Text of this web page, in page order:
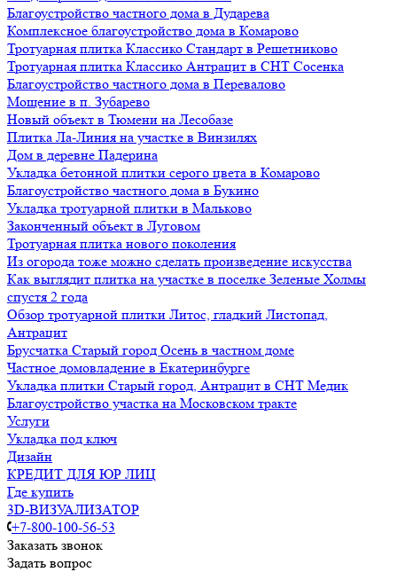
Благоустройство частного дома в Дударева
Комплексное благоустройство дома в Комарово
Тротуарная плитка Классико Стандарт в Решетниково
Тротуарная плитка Классико Антрацит в СНТ Сосенка
Благоустройство частного дома в Перевалово
Мощение в п. Зубарево
Новый объект в Тюмени на Лесобазе
Плитка Ла-Линия на участке в Винзилях
Дом в деревне Падерина
Укладка бетонной плитки серого цвета в Комарово
Благоустройство частного дома в Букино
Укладка тротуарной плитки в Мальково
Законченный объект в Луговом
Тротуарная плитка нового поколения
Из огорода тоже можно сделать произведение искусства
Как выглядит плитка на участке в поселке Зеленые Холмы
спустя 2 года
Обзор тротуарной плитки Литос, гладкий Листопад,
Антрацит
Брусчатка Старый город Осень в частном доме
Частное домовладение в Екатеринбурге
Укладка плитки Старый город, Антрацит в СНТ Медик
Благоустройство участка на Московском тракте
Услуги
Укладка под ключ
Дизайн
КРЕДИТ ДЛЯ ЮР ЛИЦ
Где купить
3D-ВИЗУАЛИЗАТОР
+7-800-100-56-53
Заказать звонок
Задать вопрос